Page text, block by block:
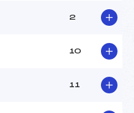
2
10
11